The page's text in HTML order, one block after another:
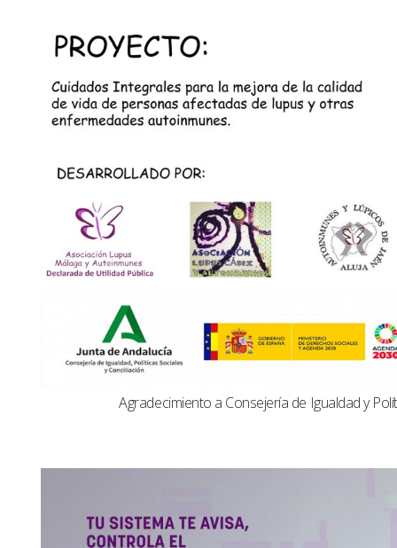
Agradecimiento a Consejería de Igualdad y